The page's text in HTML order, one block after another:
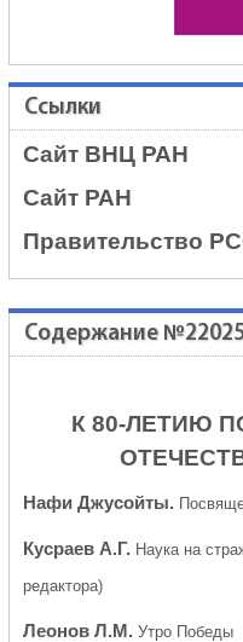
Ссылки
Сайт ВНЦ РАН
Сайт РАН
Правительство
Содержание №22025
К 80-ЛЕТИЮ
Нафи Джусойты.
Кусраев А.Г. Наука на
редактора)
Леонов Л.М. Утро Победы